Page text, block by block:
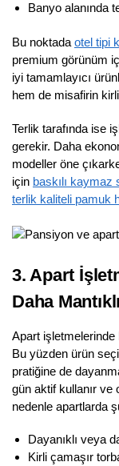
Banyo alanında
Bu noktada otel tipi
premium görünüm
iyi tamamlayıcı
hem de misafirin
Terlik tarafında ise
gerekir. Daha
modeller öne
için baskılı kaymaz
terlik kaliteli pamuk
3. Apart
Daha
Apart
Bu yüzden ürün
pratiğine de
gün aktif kullanır
nedenle apartlarda
Dayanıklı veya
Kirli çamaşır